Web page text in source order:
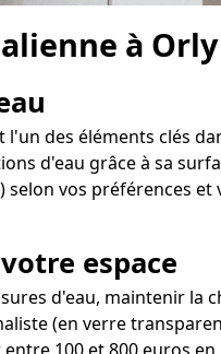
à Orly
des éléments clés
d'eau grâce à sa
vos préférences
espace
d'eau, maintenir la
(en verre